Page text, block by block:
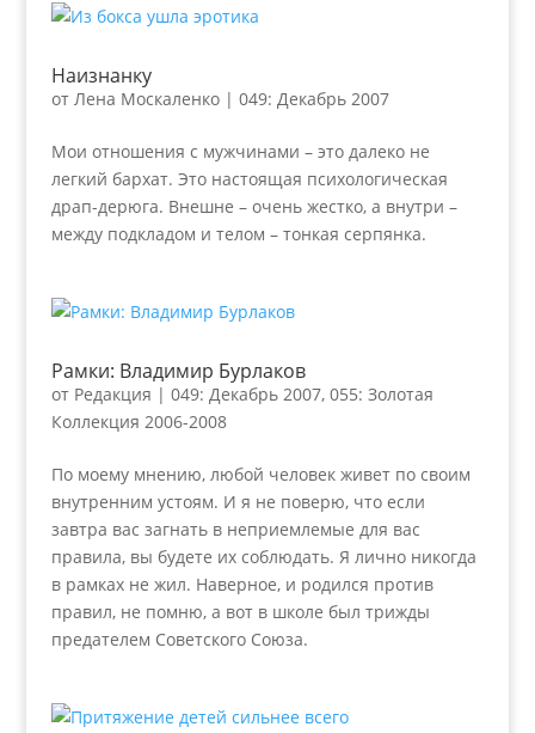
Наизнанку
от Лена Москаленко| 049: Декабрь 2007
Мои отношения с мужчинами – это далеко не
легкий бархат. Это настоящая психологическая
драп-дерюга. Внешне – очень жестко, а внутри –
между подкладом и телом – тонкая серпянка.
Рамки: Владимир Бурлаков
от Редакция | 049: Декабрь 2007, 055: Золотая
Коллекция 2006-2008
По моему мнению, любой человек живет по своим
внутренним устоям. И я не поверю, что если
завтра вас загнать в неприемлемые для вас
правила, вы будете их соблюдать. Я лично никогда
в рамках не жил. Наверное, и родился против
правил, не помню, а вот в школе был трижды
предателем Советского Союза.